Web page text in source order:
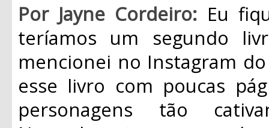
Por Jayne Cordeiro: Eu
teríamos um segundo
mencionei no Instagram
esse livro com poucas
personagens tão